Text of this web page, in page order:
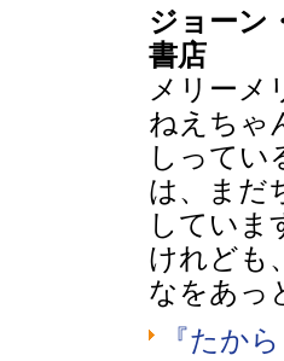
ジョー
書店
メリーメ
ねえちゃ
しってい
は、まだ
していま
けれども
なをあっ
『たか